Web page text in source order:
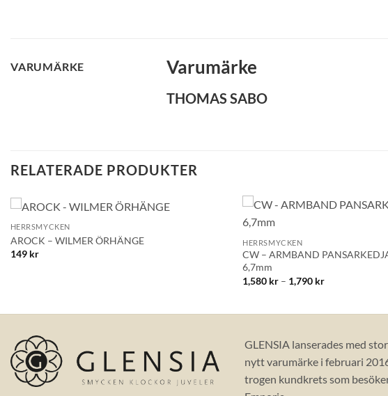
VARUMÄRKE Varumärke
THOMAS SABO
RELATERADE PRODUKTER
+
HERRSMYCKEN
AROCK – WILMER ÖRHÄNGE
149 kr
HERRSMYCKEN
CW – ARMBAND
6,7mm
1,580 kr – 1,790 krPrisintervall:
GLENSIA lanserades med
nytt varumärke i februari
trogen kundkrets som